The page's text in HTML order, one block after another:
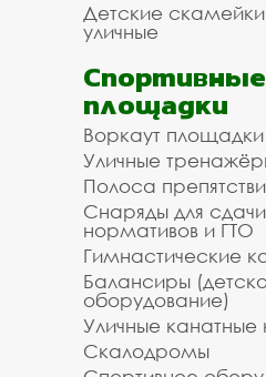
Детские скамейки
уличные
Спортивные
площадки
Воркаут площадки
Уличные
Полоса
Снаряды для
нормативов и ГТО
Гимнастические
Балансиры
оборудование)
Уличные
Скалодромы